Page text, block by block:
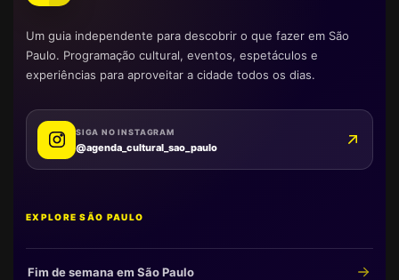
Um guia independente para descobrir o que fazer em São
Paulo. Programação cultural, eventos, espetáculos e
experiências para aproveitar a cidade todos os dias.
SIGA NO INSTAGRAM
@agenda_cultural_sao_paulo
EXPLORE SÃO PAULO
Fim de semana em São Paulo